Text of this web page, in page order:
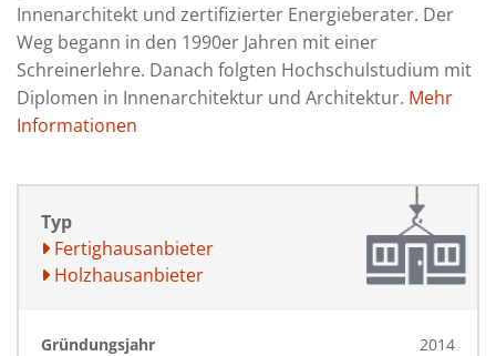
Innenarchitekt und zertifizierter Energieberater. Der
Weg begann in den 1990er Jahren mit einer
Schreinerlehre. Danach folgten Hochschulstudium mit
Diplomen in Innenarchitektur und Architektur. Mehr
Informationen
Typ
Fertighausanbieter
Holzhausanbieter
Gründungsjahr 2014